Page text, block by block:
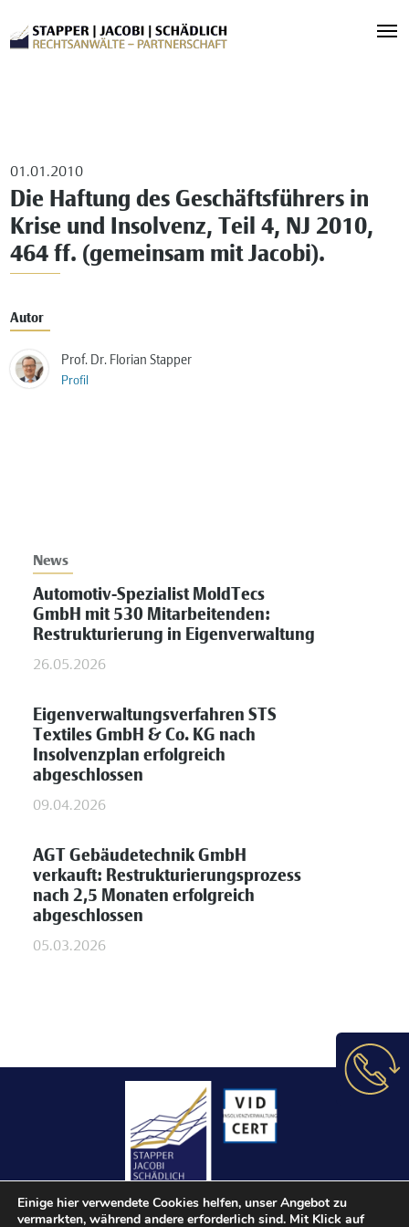
01.01.2010
Die Haftung des Geschäftsführers in
Krise und Insolvenz, Teil 4, NJ 2010,
464 ff. (gemeinsam mit Jacobi).
Autor
Prof. Dr. Florian Stapper
Profil
News
Automotiv-Spezialist MoldTecs
GmbH mit 530 Mitarbeitenden:
Restrukturierung in Eigenverwaltung
26.05.2026
Eigenverwaltungsverfahren STS
Textiles GmbH & Co. KG nach
Insolvenzplan erfolgreich
abgeschlossen
09.04.2026
AGT Gebäudetechnik GmbH
verkauft: Restrukturierungsprozess
nach 2,5 Monaten erfolgreich
abgeschlossen
05.03.2026
Einige hier verwendete Cookies helfen, unser Angebot zu
vermarkten, während andere erforderlich sind. Mit Klick auf